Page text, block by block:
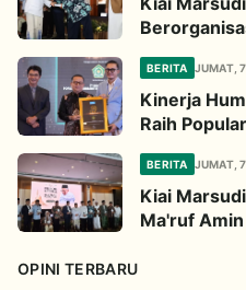
Legacy Amal
BERITA JUMAT,
Kinerja
Raih
Award 2026
BERITA JUMAT,
Kiai
Ma'ruf
OPINI TERBARU